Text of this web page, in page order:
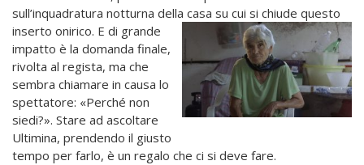
sull’inquadratura notturna della casa su cui si chiude questo
inserto onirico. E di grande
impatto è la domanda finale,
rivolta al regista, ma che
sembra chiamare in causa lo
spettatore: «Perché non
siedi?». Stare ad ascoltare
Ultimina, prendendo il giusto
tempo per farlo, è un regalo che ci si deve fare.